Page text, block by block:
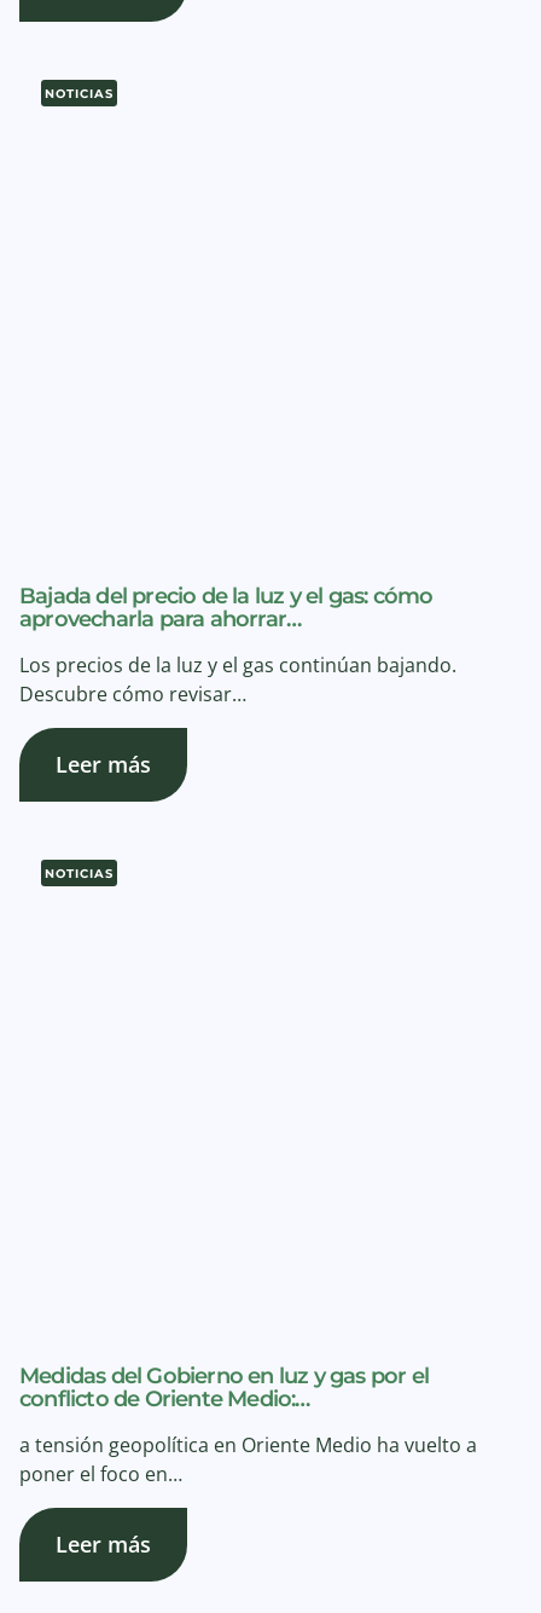
NOTICIAS
Bajada del precio de la luz y el gas: cómo
aprovecharla para ahorrar…
Los precios de la luz y el gas continúan bajando.
Descubre cómo revisar…
Leer más
NOTICIAS
Medidas del Gobierno en luz y gas por el
conflicto de Oriente Medio:…
a tensión geopolítica en Oriente Medio ha vuelto a
poner el foco en…
Leer más